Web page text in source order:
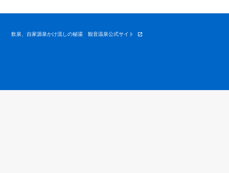
飲泉、自家源泉かけ流しの秘湯 観音温泉公式サイト